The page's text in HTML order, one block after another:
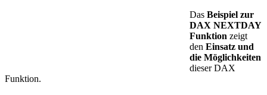
Das Beispiel zur
DAX NEXTDAY
Funktion zeigt
den Einsatz und
die Möglichkeiten
dieser DAX
Funktion.